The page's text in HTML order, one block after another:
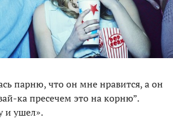
парню, что он мне нравится, а он
ка пресечем это на корню”.
и ушел».